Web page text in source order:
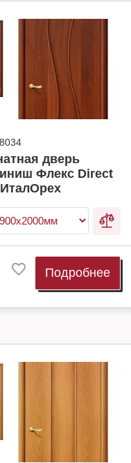
дверь
Флекс Direct
Подробнее